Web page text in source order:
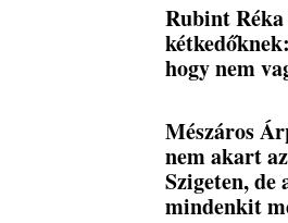
Rubint
hogy nem
Mészáros
nem akart
Szigeten, de
mindenkit